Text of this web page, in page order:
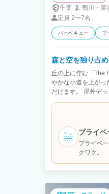
千葉
鴨川・ 勝
定員 2〜7名
バーベキュー プ
森と空を独り占
丘の上に佇む「The
やかな小道を上がっ
だけます。 屋外デ
チェックイン後す
まれる時間はここ
キッチン・冷蔵庫
ットレス2枚で、最
「何もしない贅沢
プライベ
プライベ
クワク。